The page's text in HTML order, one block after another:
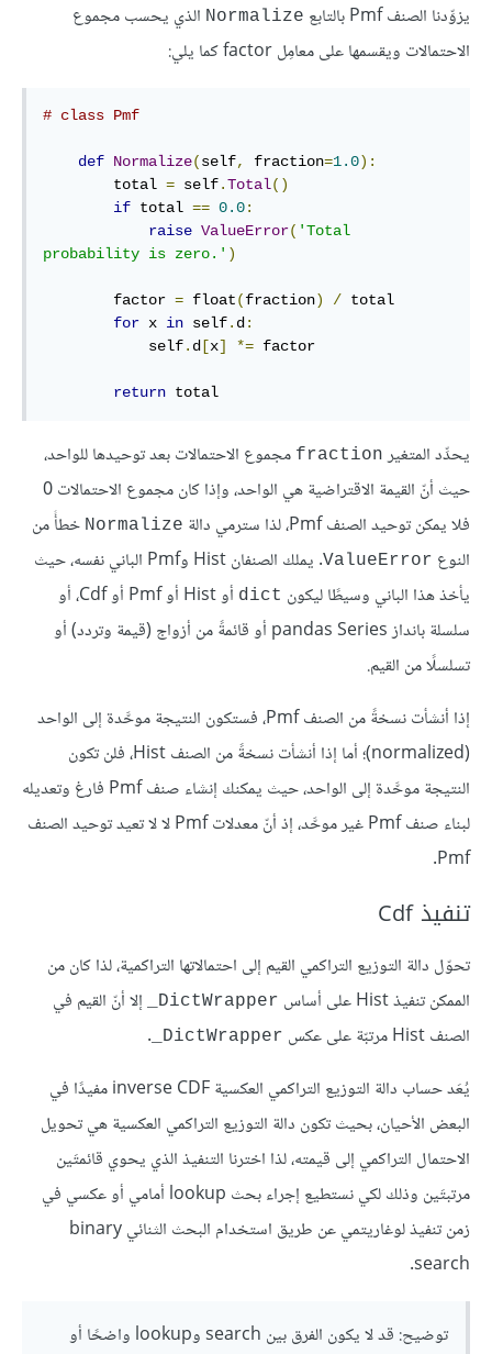
يزوِّدنا الصنف Pmf بالتابع Normalize الذي يحسب مجموع
الاحتمالات ويقسمها على معامِل factor كما يلي:
# class Pmf
def Normalize(self, fraction=1.0):
        total
= self.Total()
if total == 0.0:
raise ValueError( 'Total
probability is zero.' )
        factor
= float(fraction) / total
for x in self. d :
            self
. d [x] *= factor
return total
يحدِّد المتغير fraction مجموع الاحتمالات بعد توحيدها للواحد،
حيث أنّ القيمة الاقتراضية هي الواحد، وإذا كان مجموع الاحتمالات 0
فلا يمكن توحيد الصنف Pmf، لذا سترمي دالة
Normalize خطأً من
النوع ValueError
. يملك الصنفان Hist وPmf الباني نفسه، حيث
يأخذ هذا الباني وسيطًا ليكون dict
أو Hist أو Pmf أو Cdf، أو
سلسلة بانداز pandas Series أو قائمةً من أزواج (قيمة وتردد) أو
تسلسلًا من القيم.
إذا أنشأت نسخةً من الصنف Pmf، فستكون النتيجة موحَّدة إلى الواحد
(normalized)؛ أما إذا أنشأت نسخةً من الصنف Hist، فلن تكون
النتيجة موحَّدة إلى الواحد، حيث يمكنك إنشاء صنف Pmf فارغ وتعديله
لبناء صنف Pmf غير موحَّد، إذ أنّ معدلات Pmf لا لا تعيد توحيد الصنف
Pmf.
تنفيذ Cdf
تحوّل دالة التوزيع التراكمي القيم إلى احتمالاتها التراكمية، لذا كان من
الممكن تنفيذ Hist على أساس
‎_‎DictWrapper
إلا أنّ القيم في
الصنف Hist مرتبّة على عكس
‎_DictWrapper
.
يُعَد حساب دالة التوزيع التراكمي العكسية inverse CDF مفيدًا في
البعض الأحيان، بحيث تكون دالة التوزيع التراكمي العكسية هي تحويل
الاحتمال التراكمي إلى قيمته، لذا اخترنا التنفيذ الذي يحوي قائمتَين
مرتبتَين وذلك لكي نستطيع إجراء بحث lookup أمامي أو عكسي في
زمن تنفيذ لوغاريتمي عن طريق استخدام البحث الثنائي binary
search.
توضيح: قد لا يكون الفرق بين search وlookup واضحًا أو